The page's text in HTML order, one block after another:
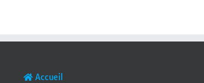
Accueil